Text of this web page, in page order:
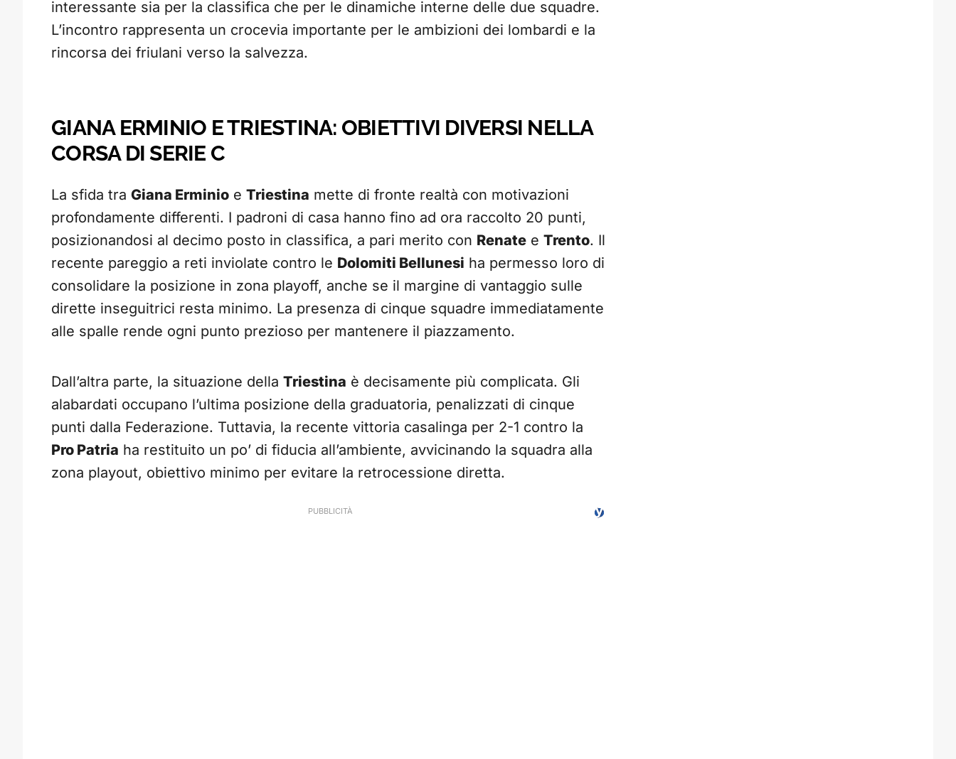
interessante sia per la classifica che per le dinamiche interne delle due squadre.
L’incontro rappresenta un crocevia importante per le ambizioni dei lombardi e la
rincorsa dei friulani verso la salvezza.
GIANA ERMINIO E TRIESTINA: OBIETTIVI DIVERSI NELLA
CORSA DI SERIE C
La sfida tra Giana Erminio e Triestina mette di fronte realtà con motivazioni
profondamente differenti. I padroni di casa hanno fino ad ora raccolto 20 punti,
posizionandosi al decimo posto in classifica, a pari merito con Renate e Trento. Il
recente pareggio a reti inviolate contro le Dolomiti Bellunesi ha permesso loro di
consolidare la posizione in zona playoff, anche se il margine di vantaggio sulle
dirette inseguitrici resta minimo. La presenza di cinque squadre immediatamente
alle spalle rende ogni punto prezioso per mantenere il piazzamento.
Dall’altra parte, la situazione della Triestina è decisamente più complicata. Gli
alabardati occupano l’ultima posizione della graduatoria, penalizzati di cinque
punti dalla Federazione. Tuttavia, la recente vittoria casalinga per 2-1 contro la
Pro Patria ha restituito un po’ di fiducia all’ambiente, avvicinando la squadra alla
zona playout, obiettivo minimo per evitare la retrocessione diretta.